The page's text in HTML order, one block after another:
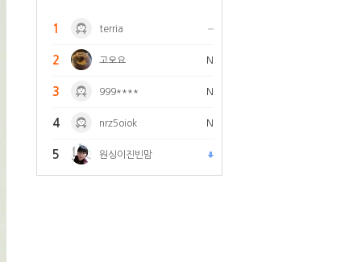
1 terria
2 고오요 N
3 999**** N
4 nrz5oiok N
5 원싱이진빈맘